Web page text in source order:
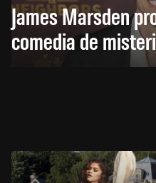
James Marsden
comedia de